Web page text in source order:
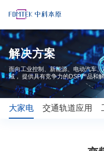
解决方案
面向工业控制、新能源、电动汽车
域， 提供具有竞争力的DSP产品和
大家电 交通轨道应用